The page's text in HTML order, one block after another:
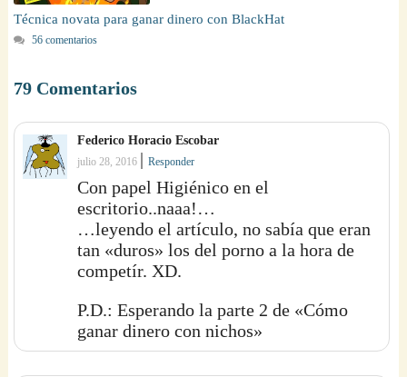
Técnica novata para ganar dinero con BlackHat
56 comentarios
79 Comentarios
Federico Horacio Escobar
julio 28, 2016 |Responder
Con papel Higiénico en el
escritorio..naaa!…
…leyendo el artículo, no sabía que eran
tan «duros» los del porno a la hora de
competír. XD.
P.D.: Esperando la parte 2 de «Cómo
ganar dinero con nichos»